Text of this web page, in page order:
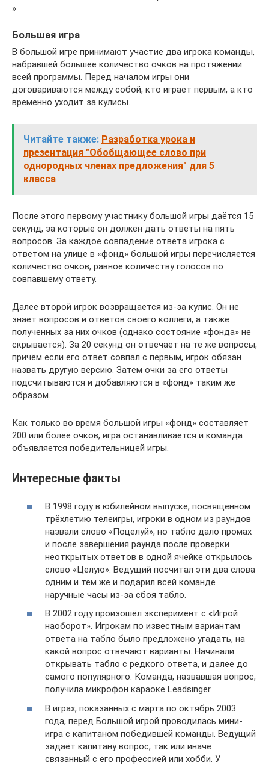
».
Большая игра
В большой игре принимают участие два игрока команды,
набравшей большее количество очков на протяжении
всей программы. Перед началом игры они
договариваются между собой, кто играет первым, а кто
временно уходит за кулисы.
Читайте также: Разработка урока и
презентация "Обобщающее слово при
однородных членах предложения" для 5
класса
После этого первому участнику большой игры даётся 15
секунд, за которые он должен дать ответы на пять
вопросов. За каждое совпадение ответа игрока с
ответом на улице в «фонд» большой игры перечисляется
количество очков, равное количеству голосов по
совпавшему ответу.
Далее второй игрок возвращается из-за кулис. Он не
знает вопросов и ответов своего коллеги, а также
полученных за них очков (однако состояние «фонда» не
скрывается). За 20 секунд он отвечает на те же вопросы,
причём если его ответ совпал с первым, игрок обязан
назвать другую версию. Затем очки за его ответы
подсчитываются и добавляются в «фонд» таким же
образом.
Как только во время большой игры «фонд» составляет
200 или более очков, игра останавливается и команда
объявляется победительницей игры.
Интересные факты
В 1998 году в юбилейном выпуске, посвящённом
трёхлетию телеигры, игроки в одном из раундов
назвали слово «Поцелуй», но табло дало промах
и после завершения раунда после проверки
неоткрытых ответов в одной ячейке открылось
слово «Целую». Ведущий посчитал эти два слова
одним и тем же и подарил всей команде
наручные часы из-за сбоя табло.
В 2002 году произошёл эксперимент с «Игрой
наоборот». Игрокам по известным вариантам
ответа на табло было предложено угадать, на
какой вопрос отвечают варианты. Начинали
открывать табло с редкого ответа, и далее до
самого популярного. Команда, назвавшая вопрос,
получила микрофон караоке Leadsinger.
В играх, показанных с марта по октябрь 2003
года, перед Большой игрой проводилась мини-
игра с капитаном победившей команды. Ведущий
задаёт капитану вопрос, так или иначе
связанный с его профессией или хобби. У